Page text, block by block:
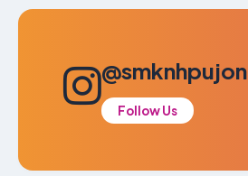
@smknhpujon
Follow Us